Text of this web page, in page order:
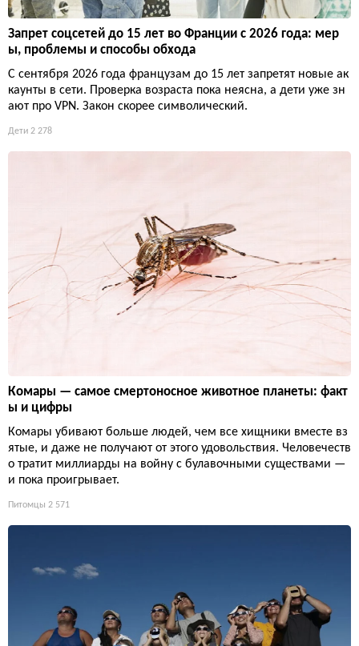
Запрет соцсетей до 15 лет во Франции с 2026 года: мер
ы, проблемы и способы обхода
С сентября 2026 года французам до 15 лет запретят новые ак
каунты в сети. Проверка возраста пока неясна, а дети уже зн
ают про VPN. Закон скорее символический.
Дети 2 278
Комары — самое смертоносное животное планеты: факт
ы и цифры
Комары убивают больше людей, чем все хищники вместе вз
ятые, и даже не получают от этого удовольствия. Человечеств
о тратит миллиарды на войну с булавочными существами —
и пока проигрывает.
Питомцы 2 571